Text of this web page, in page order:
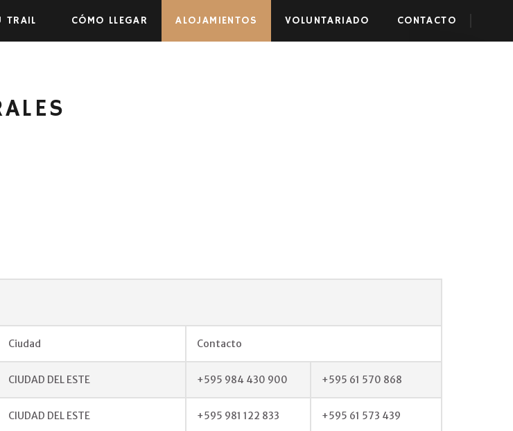
Skip to the content
TRAIL CÓMO LLEGAR ALOJAMIENTOS VOLUNTARIADO CONTACTO
Ciudad Contacto
CIUDAD DEL ESTE +595 984 430 900 +595 61 570 868
CIUDAD DEL ESTE +595 981 122 833 +595 61 573 439